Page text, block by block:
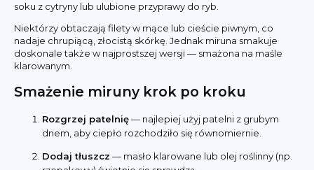
soku z cytryny lub ulubione przyprawy do ryb.
Niektórzy obtaczają filety w mące lub cieście piwnym, co
nadaje chrupiącą, złocistą skórkę. Jednak miruna smakuje
doskonale także w najprostszej wersji — smażona na maśle
klarowanym.
Smażenie miruny krok po kroku
Rozgrzej patelnię— najlepiej użyj patelni z grubym
dnem, aby ciepło rozchodziło się równomiernie.
Dodaj tłuszcz — masło klarowane lub olej roślinny (np.